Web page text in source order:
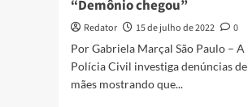
“Demônio chegou”
Redator 15 de julho de 2022
0
Por Gabriela Marçal São Paulo – A
Polícia Civil investiga denúncias de
mães mostrando que...